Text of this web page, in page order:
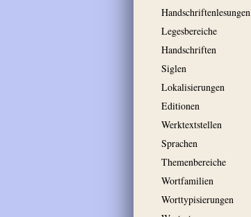
Handschriftenlesungen
Legesbereiche
Handschriften
Siglen
Lokalisierungen
Editionen
Werktextstellen
Sprachen
Themenbereiche
Wortfamilien
Worttypisierungen